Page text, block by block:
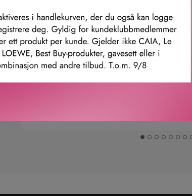
Anette L.